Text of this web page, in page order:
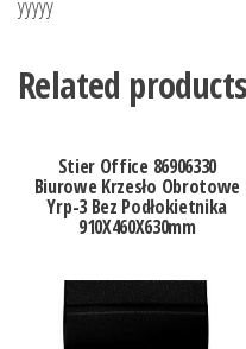
yyyyy
Related products
Stier Office 86906330
Biurowe Krzesło Obrotowe
Yrp-3 Bez Podłokietnika
910X460X630mm